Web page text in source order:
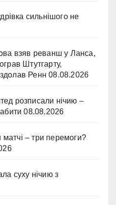
сильнішого не
взяв реванш у Ланса,
Штутгарту,
Ренн 08.08.2026
розписали нічию –
08.08.2026
матчі – три перемоги?
суху нічию з